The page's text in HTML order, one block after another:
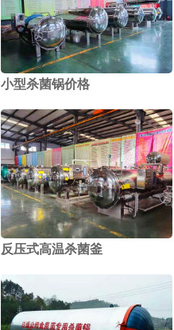
2
小型杀菌锅价格
反压式高温杀菌釜